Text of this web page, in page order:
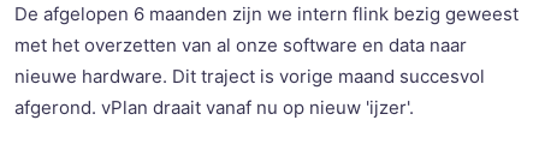
De afgelopen 6 maanden zijn we intern flink bezig geweest
met het overzetten van al onze software en data naar
nieuwe hardware. Dit traject is vorige maand succesvol
afgerond. vPlan draait vanaf nu op nieuw 'ijzer'.